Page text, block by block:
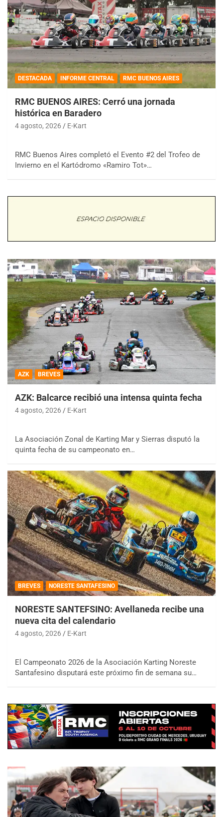
DESTACADA INFORME CENTRAL RMC BUENOS AIRES
RMC BUENOS AIRES: Cerró una jornada
histórica en Baradero
4 agosto, 2026 E-Kart
RMC Buenos Aires completó el Evento #2 del Trofeo de
Invierno en el Kartódromo «Ramiro Tot»…
AZK BREVES
AZK: Balcarce recibió una intensa quinta fecha
4 agosto, 2026 E-Kart
La Asociación Zonal de Karting Mar y Sierras disputó la
quinta fecha de su campeonato en…
BREVES NORESTE SANTAFESINO
NORESTE SANTEFSINO: Avellaneda recibe una
nueva cita del calendario
4 agosto, 2026 E-Kart
El Campeonato 2026 de la Asociación Karting Noreste
Santafesino disputará este próximo fin de semana su…